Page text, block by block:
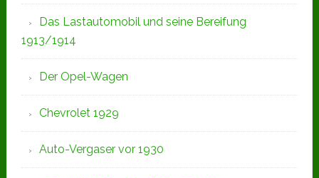
Das Lastautomobil und seine Bereifung
1913/1914
Der Opel-Wagen
Chevrolet 1929
Auto-Vergaser vor 1930